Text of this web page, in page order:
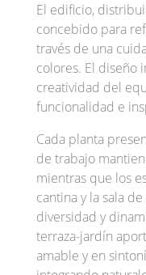
El edificio,
concebido para
través de una
colores. El diseño
creatividad del
funcionalidad e
Cada planta
de trabajo
mientras que los
cantina y la sala
diversidad y
terraza-jardín
amable y en